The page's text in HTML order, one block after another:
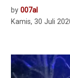
by 007al
Kamis, 30 Juli